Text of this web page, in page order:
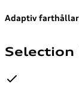
Adaptiv